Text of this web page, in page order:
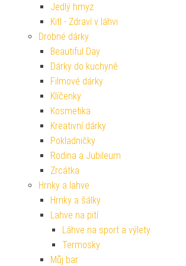
Jedlý hmyz
Kitl - Zdraví v láhvi
Drobné dárky
Beautiful Day
Dárky do kuchyně
Filmové dárky
Klíčenky
Kosmetika
Kreativní dárky
Pokladničky
Rodina a Jubileum
Zrcátka
Hrnky a lahve
Hrnky a šálky
Lahve na pití
Láhve na sport a výlety
Termosky
Můj bar